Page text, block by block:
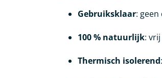
Gebruiksklaar:
100 % natuurlijk:
Thermisch isolerend